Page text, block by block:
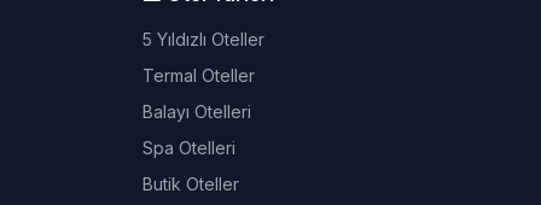
5 Yıldızlı Oteller
Termal Oteller
Balayı Otelleri
Spa Otelleri
Butik Oteller